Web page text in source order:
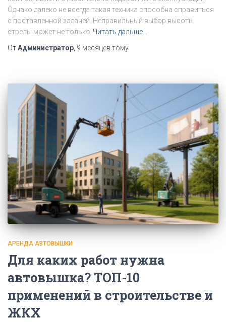
Однако далеко не всегда такая техника способна справиться
с поставленной задачей. Неправильный выбор высоты
стрелы может не только Читать дальше…
ОтАдминистратор 9 месяцев тому
АРЕНДА АВТОВЫШКИ
Для каких работ нужна
автовышка? ТОП-10
применений в строительстве и
ЖКХ